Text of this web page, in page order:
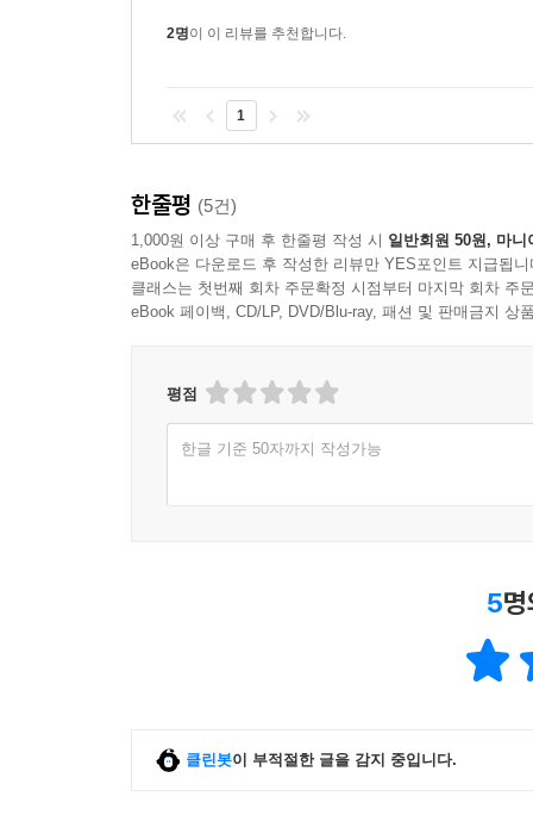
2명이 이 리뷰를 추천합니다.
1
한줄평 (5건)
1,000원 이상 구매 후 한줄평 작성 시 일반회원 50원, 마니
eBook은 다운로드 후 작성한 리뷰만 YES포인트 지급됩니
클래스는 첫번째 회차 주문확정 시점부터 마지막 회차 주
eBook 페이백, CD/LP, DVD/Blu-ray, 패션 및 판매금지 상
평점
한글 기준 50자까지 작성가능
5
클린봇이 부적절한 글을 감지 중입니다.